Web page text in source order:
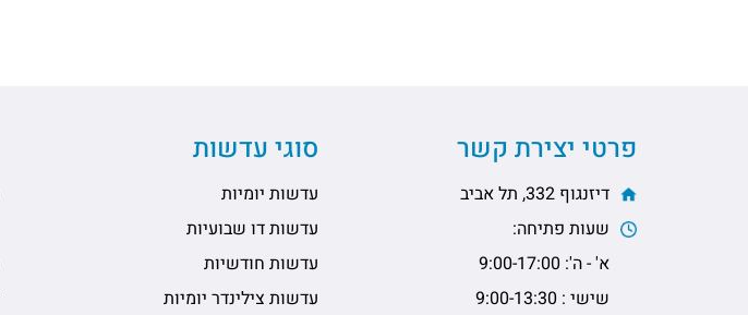
פרטי יצירת קשר
דיזנגוף 332, תל אביב
שעות פתיחה:
א' - ה': 9:00-17:00
שישי : 9:00-13:30
סוגי עדשות
עדשות יומיות
עדשות דו שבועיות
עדשות חודשיות
עדשות צילינדר יומיות